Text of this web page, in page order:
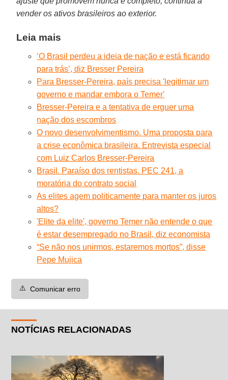
vender os ativos brasileiros ao exterior.
Leia mais
‘O Brasil perdeu a ideia de nação e está ficando
para trás’, diz Bresser Pereira
Para Bresser-Pereira, país precisa 'legitimar um
governo e mandar embora o Temer'
Bresser-Pereira e a tentativa de erguer uma
nação dos escombros
O novo desenvolvimentismo. Uma proposta para
a crise econômica brasileira. Entrevista especial
com Luiz Carlos Bresser-Pereira
Brasil. Paraíso dos rentistas. PEC 241, a
moratória do contrato social
As elites agem politicamente para manter os juros
altos?
'Elite da elite', governo Temer não entende o que
é estar desempregado no Brasil, diz economista
“Se não nos unirmos, estaremos mortos”, disse
Pepe Mujica
⚠️ Comunicar erro
NOTÍCIAS RELACIONADAS